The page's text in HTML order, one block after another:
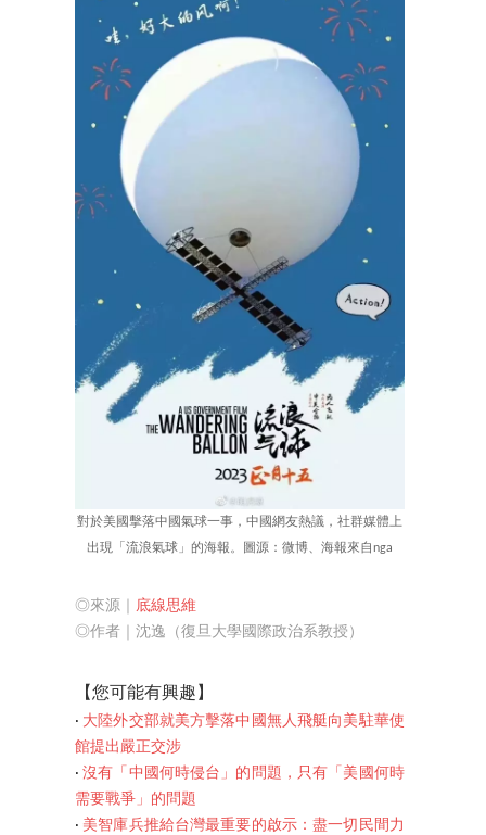
對於美國擊落中國氣球一事，中國網友熱議，社群媒體上
出現「流浪氣球」的海報。圖源：微博、海報來自nga
◎來源｜ 底線思維
◎作者｜沈逸（復旦大學國際政治系教授）
【您可 能有興趣】
‧ 大陸外交部就美方擊落中國無人飛艇向美駐華使
館提出嚴正交涉
‧ 沒有「中國何時侵台」的問題，只有「美國何時
需要戰爭」的問題
‧ 美智庫兵推給台灣最重要的啟示：盡一切民間力